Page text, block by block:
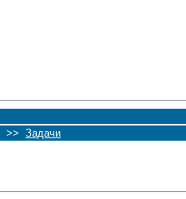
>> Задачи